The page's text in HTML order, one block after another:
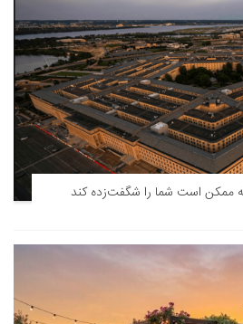
که ممکن است شما را شگفت‌زده کند